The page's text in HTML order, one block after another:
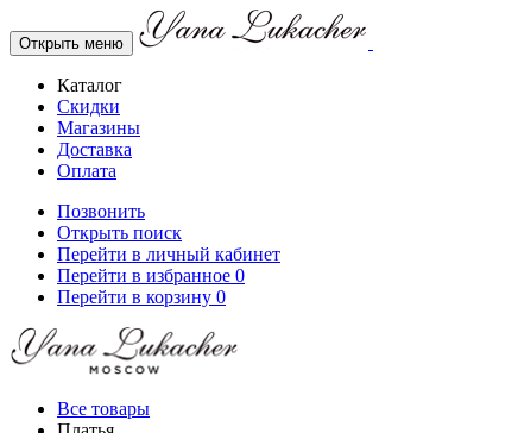
Открыть меню
Каталог
Скидки
Магазины
Доставка
Оплата
Позвонить
Открыть поиск
Перейти в личный кабинет
Перейти в избранное 0
Перейти в корзину 0
Все товары